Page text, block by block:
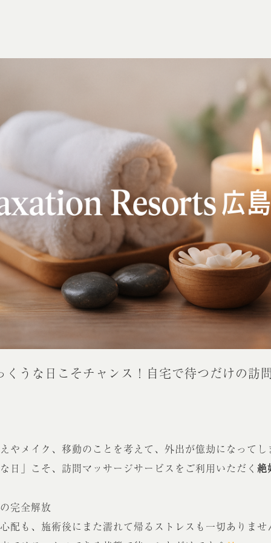
くうな日こそチャンス！自宅で待つだけの訪
やメイク、移動のことを考えて、外出が億劫になってし
日」こそ、訪問マッサージサービスをご利用いただく 絶
完全解放
配も、施術後にまた濡れて帰るストレスも一切ありませ